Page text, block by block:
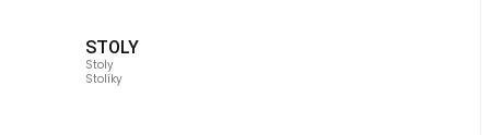
STOLY
Stoly
Stolíky